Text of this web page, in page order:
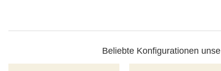
Beliebte Konfigurationen